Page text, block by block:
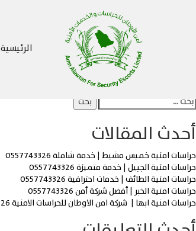
الرئيسية الكاتب:Awtan
المقالات
البحث
عن:
أحدث المقالات
حراسات امنية خميس مشيط | خدمة شاملة 0557743326
حراسات امنية الجبيل | خدمة متميزة 0557743326
حراسات امنية الطائف | خدمات احترافية 0557743326
حراسات امنية الخبر | أفضل شركة أمن 0557743326
حراسات امنية ابها | شركة امن الاوطان للحراسات الامنية 0557743326